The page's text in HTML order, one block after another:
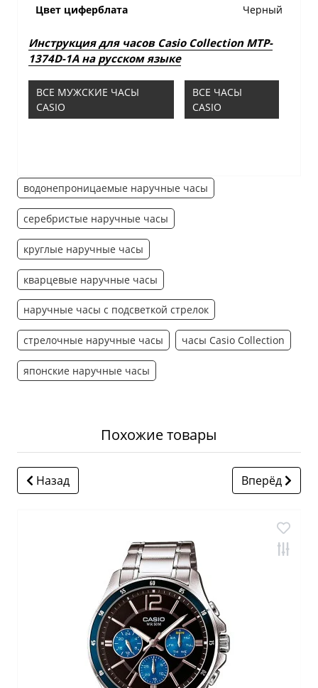
Цвет циферблата
Черный
Инструкция для часов Casio Collection MTP-
1374D-1A на русском языке
ВСЕ МУЖСКИЕ ЧАСЫ
CASIO
ВСЕ ЧАСЫ
CASIO
водонепроницаемые наручные часы
серебристые наручные часы
круглые наручные часы
кварцевые наручные часы
наручные часы с подсветкой стрелок
стрелочные наручные часы часы Casio Collection
японские наручные часы
Похожие товары
Назад Вперёд